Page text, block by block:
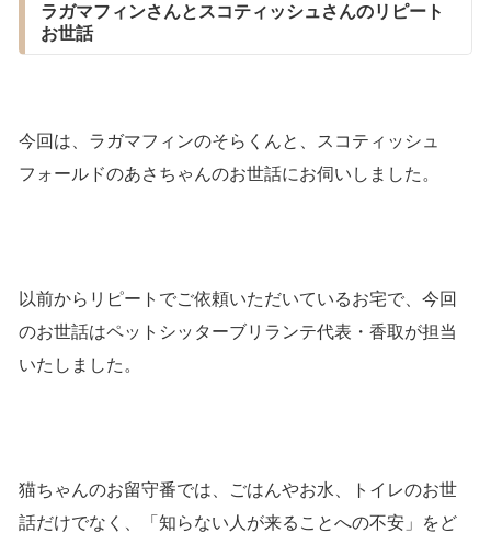
ラガマフィンさんとスコティッシュさんのリピート
お世話
今回は、ラガマフィンのそらくんと、スコティッシュ
フォールドのあさちゃんのお世話にお伺いしました。
以前からリピートでご依頼いただいているお宅で、今回
のお世話はペットシッターブリランテ代表・香取が担当
いたしました。
猫ちゃんのお留守番では、ごはんやお水、トイレのお世
話だけでなく、「知らない人が来ることへの不安」をど